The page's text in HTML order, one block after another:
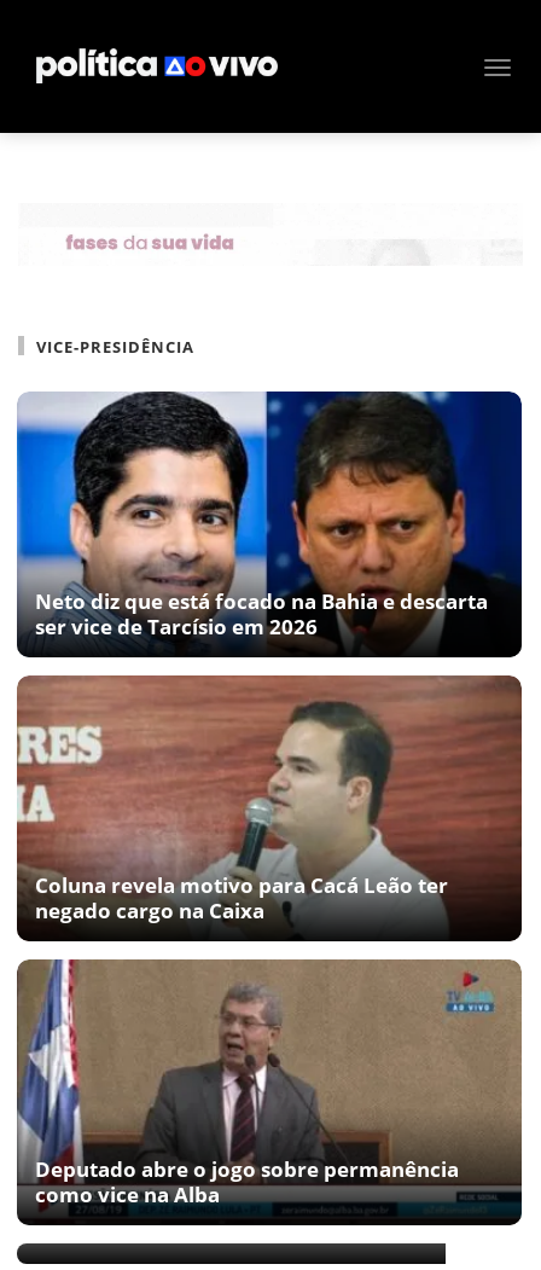
VICE-PRESIDÊNCIA
Neto diz que está focado na Bahia e descarta
ser vice de Tarcísio em 2026
Coluna revela motivo para Cacá Leão ter
negado cargo na Caixa
Deputado abre o jogo sobre permanência
como vice na Alba
Wagner perde a vice-presidência do PT